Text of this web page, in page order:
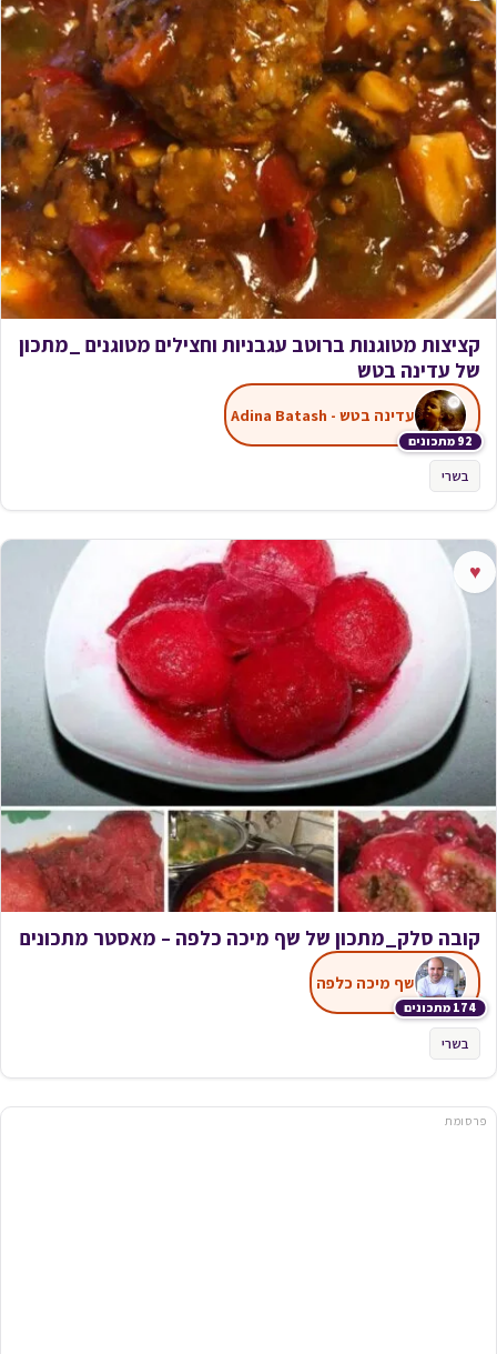
קציצות מטוגנות ברוטב עגבניות וחצילים מטוגנים _מתכון
של עדינה בטש
92 מתכונים
עדינה בטש - Adina Batash
בשרי
♥
קובה סלק_מתכון של שף מיכה כלפה – מאסטר מתכונים
174 מתכונים
שף מיכה כלפה
בשרי
פרסומת